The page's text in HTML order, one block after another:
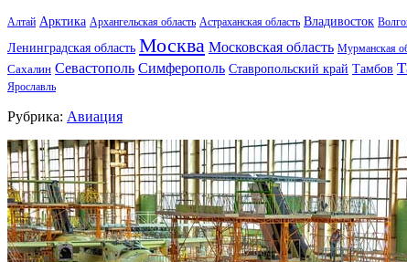
Алтай Арктика Архангельская область Астраханская область Владивосток
Ленинградская область Москва Московская область Мурманская
Сахалин Севастополь Симферополь Ставропольский край Тамбов
Ярославль
Рубрика: Авиация